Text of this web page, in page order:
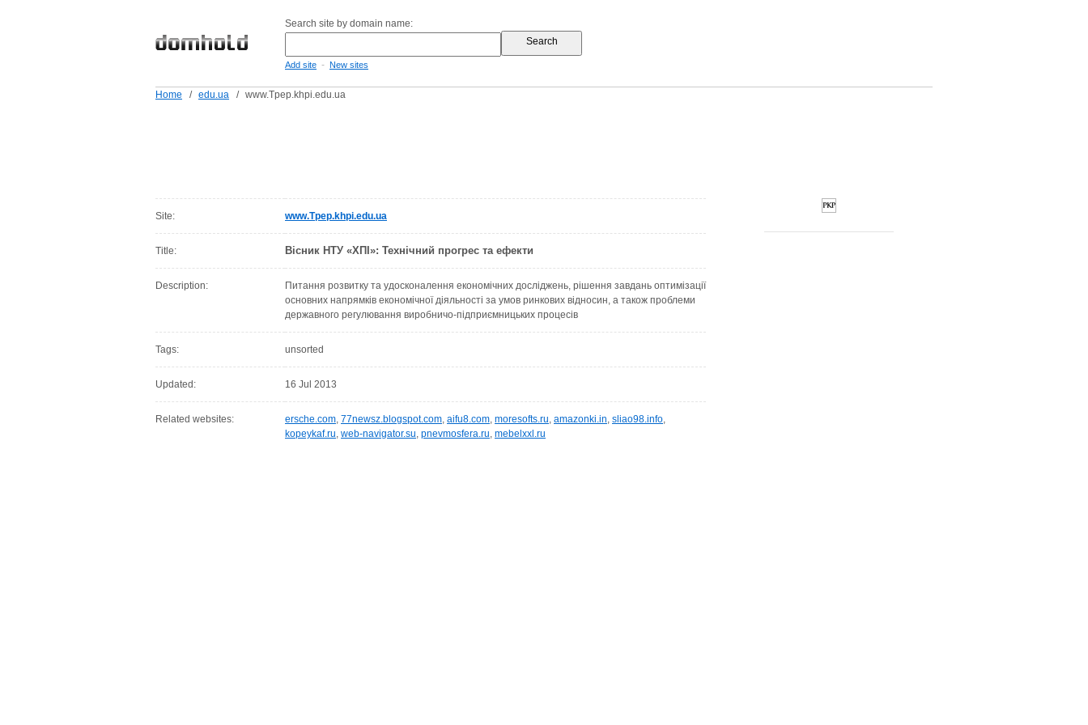
Search site by domain name:
Add site - New sites
Home / edu.ua / www.Tpep.khpi.edu.ua
Site: www.Tpep.khpi.edu.ua
Title: Вісник НТУ «ХПІ»: Технiчний прогрес та ефекти
Description:
Питання розвитку та удосконалення економічних досліджень, рішення завдань оптимізації
основних напрямків економічної діяльності за умов ринкових відносин, а також проблеми
державного регулювання виробничо-підприємницьких процесів
Tags: unsorted
Updated: 16 Jul 2013
Related websites: ersche.com, 77newsz.blogspot.com, aifu8.com, moresofts.ru, amazonki.in, sliao98.info,
kopeykaf.ru, web-navigator.su, pnevmosfera.ru, mebelxxl.ru